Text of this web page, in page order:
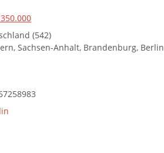
(542)
Sachsen-Anhalt, Brandenburg, Berlin